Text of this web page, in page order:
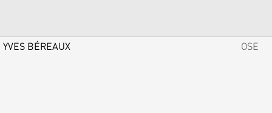
YVES BÉREAUX OSE